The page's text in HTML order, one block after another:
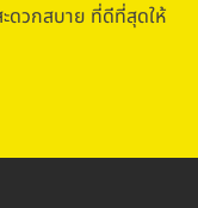
ดวกสบาย ที่ดีที่สุดให้